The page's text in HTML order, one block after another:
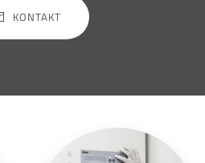
KONTAKT